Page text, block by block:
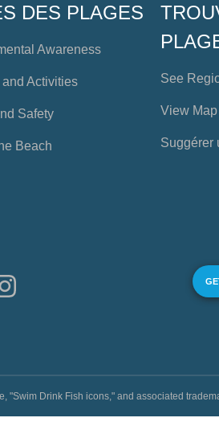
DES PLAGES
Awareness
and Activities
Safety
Beach
See
View Map
Suggérer
"Swim Drink Fish icons," and associated